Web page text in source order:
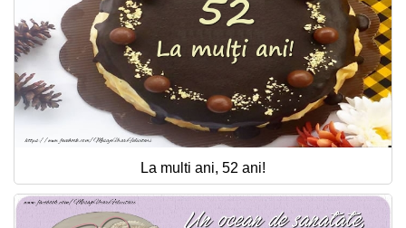
La multi ani, 52 ani!